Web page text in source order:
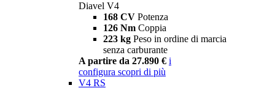
Diavel V4
168 CV Potenza
126 Nm Coppia
223 kg Peso in ordine di marcia
senza carburante
A partire da 27.890 € i
configura scopri di più
V4 RS